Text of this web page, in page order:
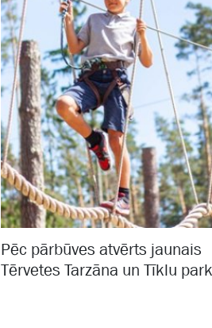
Pēc pārbūves atvērts jaunais
Tērvetes Tarzāna un Tīklu